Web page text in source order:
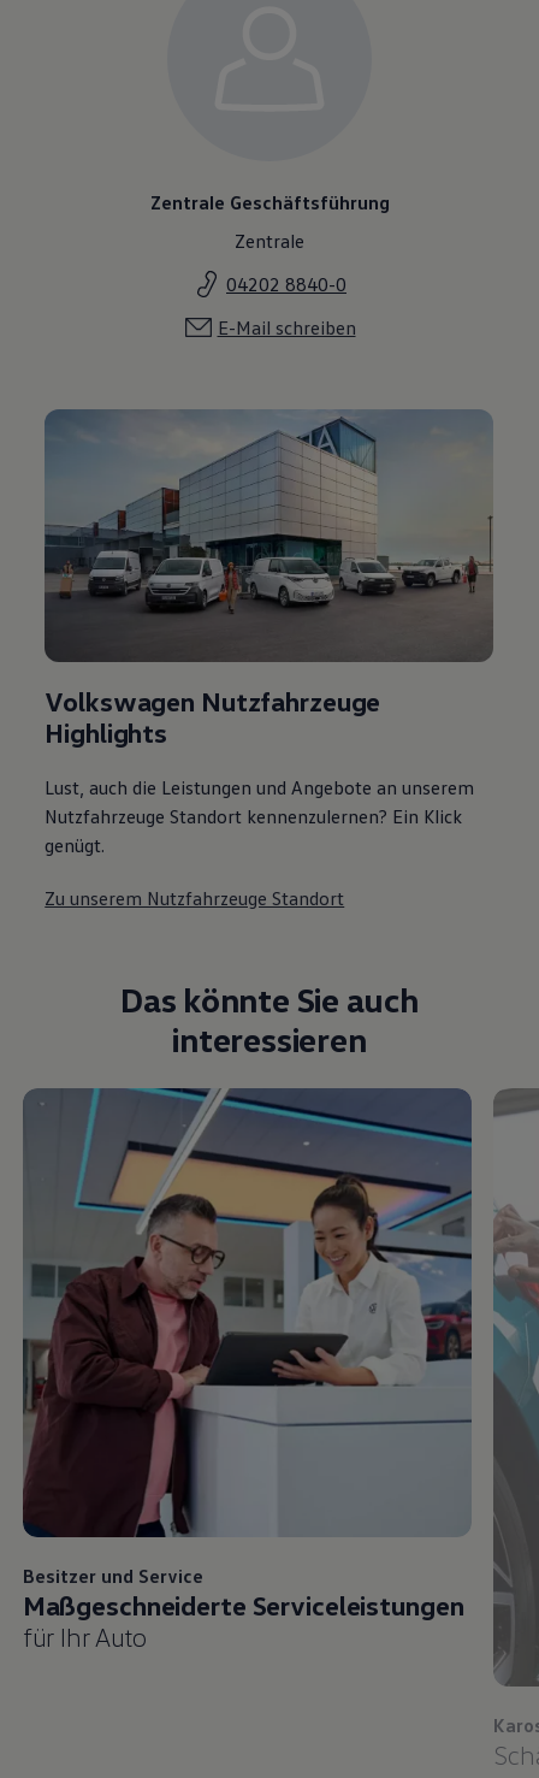
Zentrale Geschäftsführung
Zentrale
04202 8840-0
E-Mail schreiben
Volkswagen Nutzfahrzeuge
Highlights
Lust, auch die Leistungen und Angebote an unserem
Nutzfahrzeuge Standort kennenzulernen? Ein Klick
genügt.
Zu unserem Nutzfahrzeuge Standort
Das könnte Sie auch
interessieren
Besitzer und Service
Maßgeschneiderte Serviceleistungen
für Ihr Auto